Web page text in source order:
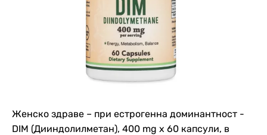
Женско здраве – при естрогенна доминантност -
DIM (Дииндолилметан), 400 mg х 60 капсули, в